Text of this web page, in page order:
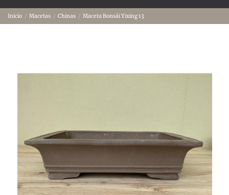
Inicio Macetas Chinas Maceta Bonsái Yixing 13